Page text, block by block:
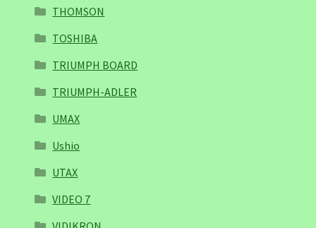
THOMSON
TOSHIBA
TRIUMPH BOARD
TRIUMPH-ADLER
UMAX
Ushio
UTAX
VIDEO 7